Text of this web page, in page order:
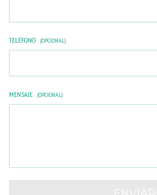
TELÉFONO (OPCIONAL)
MENSAJE (OPCIONAL)